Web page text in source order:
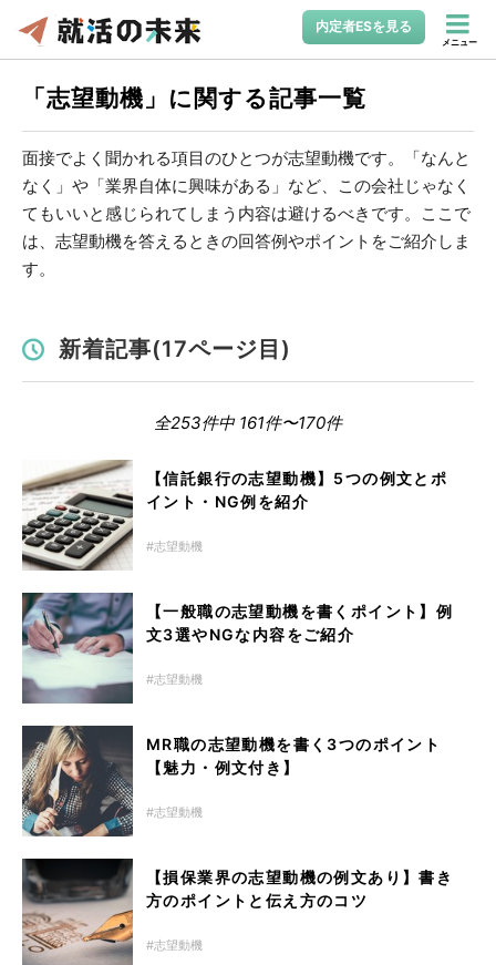
内定者ESを見る
メニュー
「志望動機」に関する記事一覧
面接でよく聞かれる項目のひとつが志望動機です。「なんと
なく」や「業界自体に興味がある」など、この会社じゃなく
てもいいと感じられてしまう内容は避けるべきです。ここで
は、志望動機を答えるときの回答例やポイントをご紹介しま
す。
新着記事(17ページ目)
全253件中 161件〜170件
【信託銀行の志望動機】5つの例文とポ
イント・NG例を紹介
志望動機
【一般職の志望動機を書くポイント】例
文3選やNGな内容をご紹介
志望動機
MR職の志望動機を書く3つのポイント
【魅力・例文付き】
志望動機
【損保業界の志望動機の例文あり】書き
方のポイントと伝え方のコツ
志望動機